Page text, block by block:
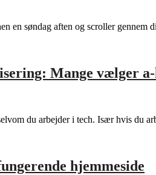
en søndag aften og scroller
Mange vælger
du arbejder i tech. Især hvis du
hjemmeside